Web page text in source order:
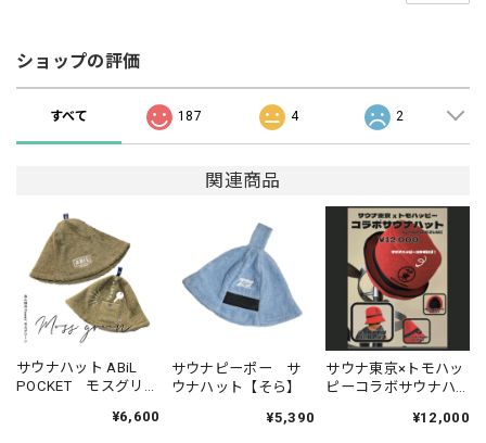
ショップの評価
すべて 187 4 2
関連商品
サウナハット ABiL
POCKET モスグリー
¥6,600
サウナピーポー サ
ウナハット【そら】
¥5,390
サウナ東京×トモハッ
ピーコラボサウナハ
¥12,000